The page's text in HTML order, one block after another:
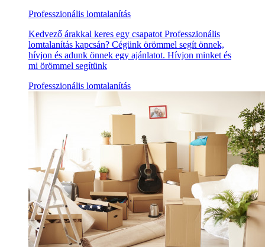
Professzionális lomtalanítás
Kedvező árakkal keres egy csapatot Professzionális
lomtalanítás kapcsán? Cégünk örömmel segít önnek,
hívjon és adunk önnek egy ajánlatot. Hívjon minket és
mi örömmel segítünk
Professzionális lomtalanítás